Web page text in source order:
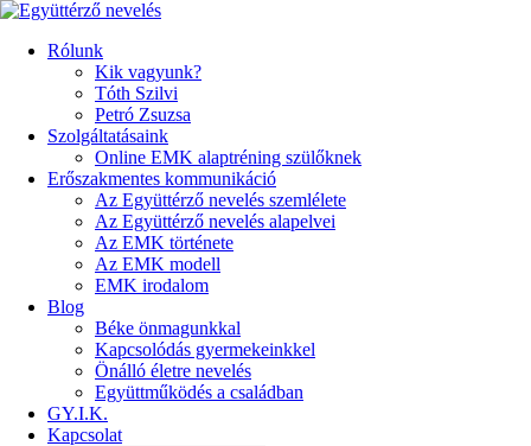
Rólunk
Kik vagyunk?
Tóth Szilvi
Petró Zsuzsa
Szolgáltatásaink
Online EMK alaptréning szülőknek
Erőszakmentes kommunikáció
Az Együttérző nevelés szemlélete
Az Együttérző nevelés alapelvei
Az EMK története
Az EMK modell
EMK irodalom
Blog
Béke önmagunkkal
Kapcsolódás gyermekeinkkel
Önálló életre nevelés
Együttműködés a családban
GY.I.K.
Kapcsolat